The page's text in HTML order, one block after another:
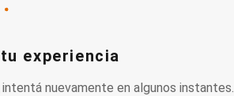
experiencia
nuevamente en algunos instantes.